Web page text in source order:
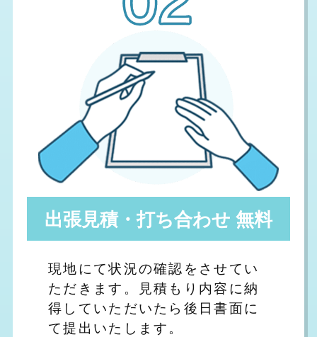
出張見積・打ち合わせ 無料
現地にて状況の確認をさせてい
ただきます。見積もり内容に納
得していただいたら後日書面に
て提出いたします。